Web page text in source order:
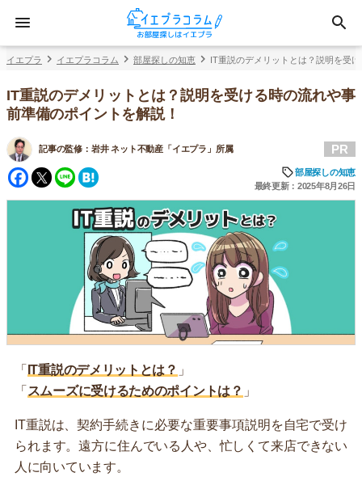
イエプラ イエプラコラム 部屋探しの知恵 IT重説のデメリットとは？説明を受
IT重説のデメリットとは？説明を受ける時の流れや事
前準備のポイントを解説！
記事の監修： 岩井 ネット不動産「イエプラ」所属
Facebook
Twitter
Line
PR
部屋探しの知恵
最終更新：2025年8月26日
「 IT重説のデメリットとは？ 」
「 スムーズに受けるためのポイントは？ 」
IT重説は、契約手続きに必要な重要事項説明を自宅で受け
られます。遠方に住んでいる人や、忙しくて来店できない
人に向いています。